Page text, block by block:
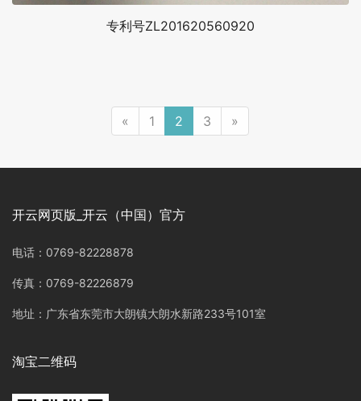
专利号ZL201620560920
« 1 2 3 »
开云网页版_开云（中国）官方
电话：0769-82228878
传真：0769-82226879
地址：广东省东莞市大朗镇大朗水新路233号101室
淘宝二维码